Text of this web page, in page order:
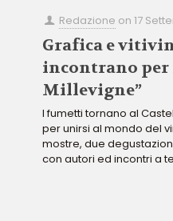
Redazione on17
Grafica e
incontrano per
Millevigne”
I fumetti tornano al
per unirsi al mondo del
mostre, due
con autori ed incontri a